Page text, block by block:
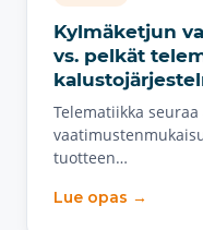
Kylmäketjun
vs. pelkät
Telematiikka
tuotteen…
Lue opas →